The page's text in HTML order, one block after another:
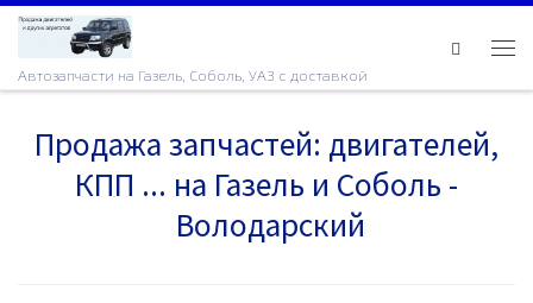
Skip to content
Автозапчасти на Газель, Соболь, УАЗ с доставкой
Продажа запчастей: двигателей,
КПП ... на Газель и Соболь -
Володарский